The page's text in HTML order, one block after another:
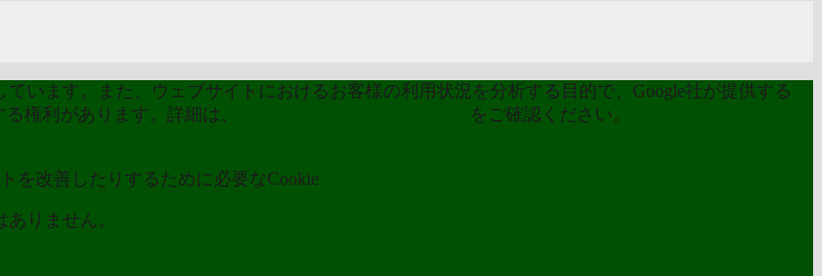
います。また、ウェブサイトにおけるお客様の利用状況を分析する目的で、Google社が提供する
権利があります。詳細は、
をご確認ください。
を改善したりするために必要なCookie
りません。